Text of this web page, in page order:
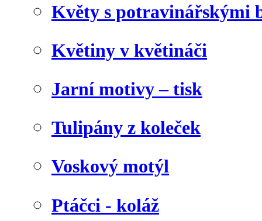
Květy s potravinářskými
Květiny v květináči
Jarní motivy – tisk
Tulipány z koleček
Voskový motýl
Ptáčci - koláž